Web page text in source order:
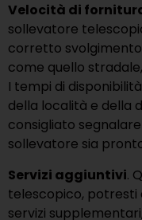
Velocità di
sollevatore
corretto
come quello
I tempi di
della località e della
consigliato
sollevatore sia
Servizi aggiuntivi.
telescopico, potresti
servizi